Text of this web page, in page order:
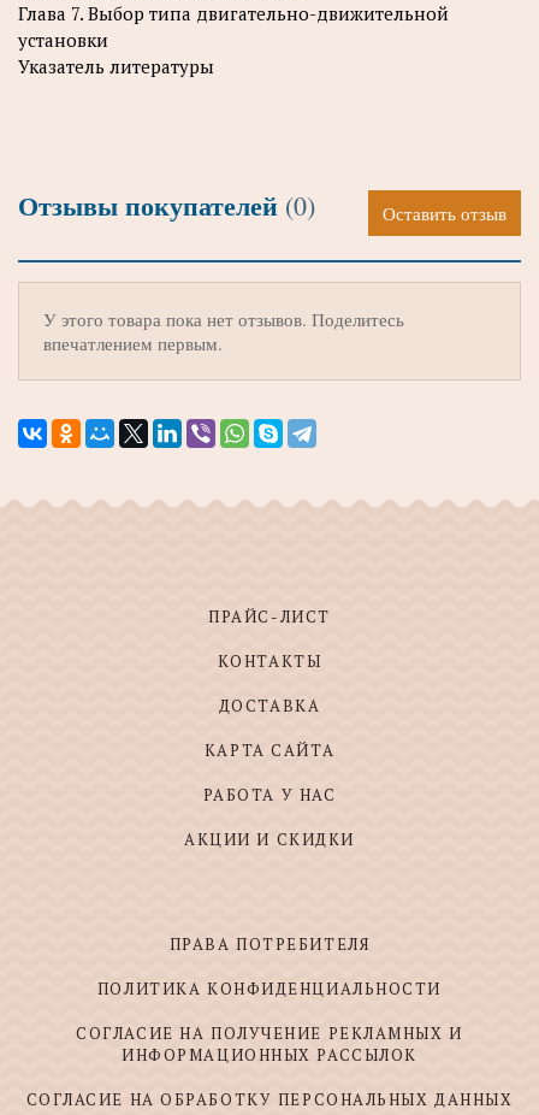
Глава 7. Выбор типа двигательно-движительной
установки
Указатель литературы
Отзывы покупателей (0) Оставить отзыв
У этого товара пока нет отзывов. Поделитесь
впечатлением первым.
ПРАЙС-ЛИСТ
КОНТАКТЫ
ДОСТАВКА
КАРТА САЙТА
РАБОТА У НАС
АКЦИИ И СКИДКИ
ПРАВА ПОТРЕБИТЕЛЯ
ПОЛИТИКА КОНФИДЕНЦИАЛЬНОСТИ
СОГЛАСИЕ НА ПОЛУЧЕНИЕ РЕКЛАМНЫХ И
ИНФОРМАЦИОННЫХ РАССЫЛОК
СОГЛАСИЕ НА ОБРАБОТКУ ПЕРСОНАЛЬНЫХ ДАННЫХ